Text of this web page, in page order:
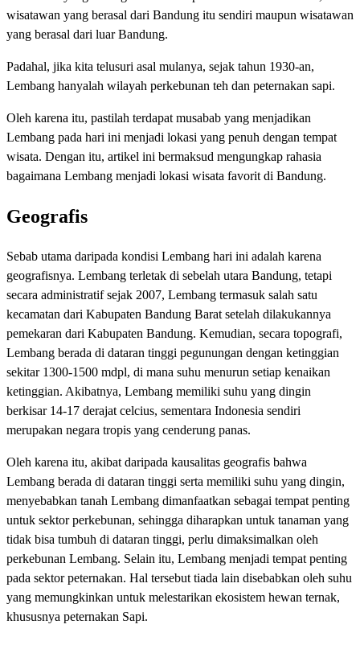
wisatawan yang berasal dari Bandung itu sendiri maupun wisatawan
yang berasal dari luar Bandung.
Padahal, jika kita telusuri asal mulanya, sejak tahun 1930-an,
Lembang hanyalah wilayah perkebunan teh dan peternakan sapi.
Oleh karena itu, pastilah terdapat musabab yang menjadikan
Lembang pada hari ini menjadi lokasi yang penuh dengan tempat
wisata. Dengan itu, artikel ini bermaksud mengungkap rahasia
bagaimana Lembang menjadi lokasi wisata favorit di Bandung.
Geografis
Sebab utama daripada kondisi Lembang hari ini adalah karena
geografisnya. Lembang terletak di sebelah utara Bandung, tetapi
secara administratif sejak 2007, Lembang termasuk salah satu
kecamatan dari Kabupaten Bandung Barat setelah dilakukannya
pemekaran dari Kabupaten Bandung. Kemudian, secara topografi,
Lembang berada di dataran tinggi pegunungan dengan ketinggian
sekitar 1300-1500 mdpl, di mana suhu menurun setiap kenaikan
ketinggian. Akibatnya, Lembang memiliki suhu yang dingin
berkisar 14-17 derajat celcius, sementara Indonesia sendiri
merupakan negara tropis yang cenderung panas.
Oleh karena itu, akibat daripada kausalitas geografis bahwa
Lembang berada di dataran tinggi serta memiliki suhu yang dingin,
menyebabkan tanah Lembang dimanfaatkan sebagai tempat penting
untuk sektor perkebunan, sehingga diharapkan untuk tanaman yang
tidak bisa tumbuh di dataran tinggi, perlu dimaksimalkan oleh
perkebunan Lembang. Selain itu, Lembang menjadi tempat penting
pada sektor peternakan. Hal tersebut tiada lain disebabkan oleh suhu
yang memungkinkan untuk melestarikan ekosistem hewan ternak,
khususnya peternakan Sapi.